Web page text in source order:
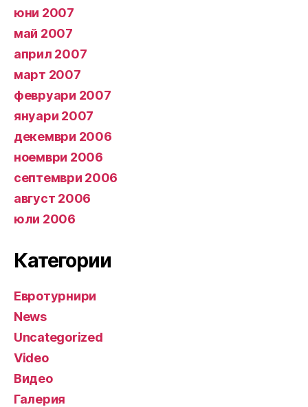
юни 2007
май 2007
април 2007
март 2007
февруари 2007
януари 2007
декември 2006
ноември 2006
септември 2006
август 2006
юли 2006
Категории
Евротурнири
News
Uncategorized
Video
Видео
Галерия